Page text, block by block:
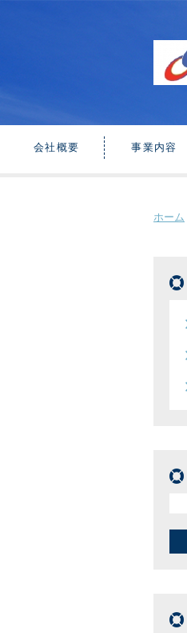
会社概要 事業内容
ホーム